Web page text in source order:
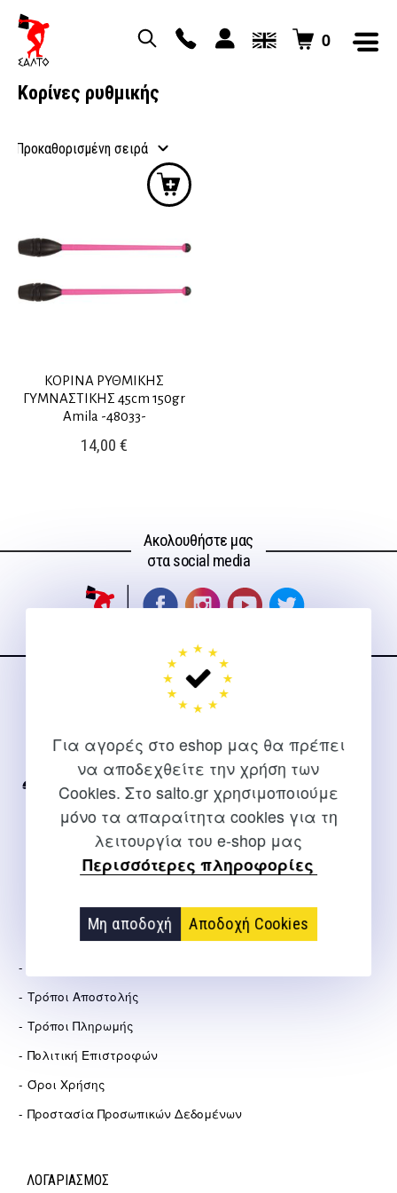
Για αγορές στο eshop μας θα πρέπει
να αποδεχθείτε την χρήση των
Cookies. Στο salto.gr χρησιμοποιούμε
μόνο τα απαραίτητα cookies για τη
λειτουργία του e-shop μας
Περισσότερες πληροφορίες
Μη αποδοχή Αποδοχή Cookies
0
Κορίνες ρυθμικής
ΚΟΡΙΝΑ ΡΥΘΜΙΚΗΣ
ΓΥΜΝΑΣΤΙΚΗΣ 45cm 150gr
Amila -48033-
14,00€
Ακολουθήστε μας
στα social media
2310 267108
info@salto.gr
Αγγελάκη 21, Θεσσαλονίκη
Τρόποι Αποστολής
Τρόποι Πληρωμής
Πολιτική Επιστροφών
Όροι Χρήσης
Προστασία Προσωπικών Δεδομένων
ΛΟΓΑΡΙΑΣΜΟΣ